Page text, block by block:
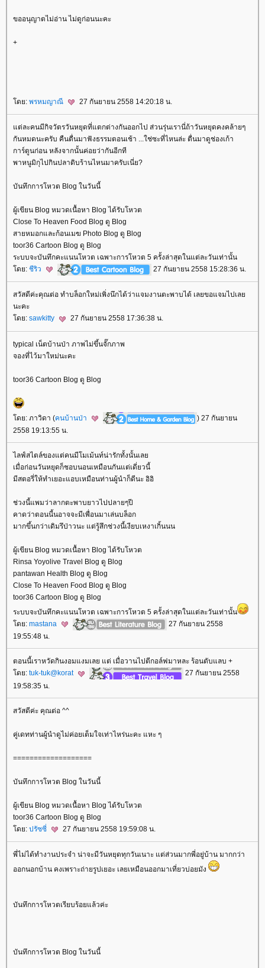
ขออนุญาตไม่อ่าน ไม่ดูก่อนนะคะ
+
ดย: พรหมญาณี 27 กันยายน 2558 14:20:18 น.
ต่ละคนมีกิจวัตรวันหยุดที่แตกต่างกันออกไป ส่วนรุ่นเรานี่ถ้าวันหยุดคงคล้ายๆ
กันหมดนะครับ คืนตื่นมาฟังธรรมตอนเช้า ...ใช่ซะที่ไหนล่ะ ตื่นมาดูช่องเก้า
การ์ตูนก่อน หลังจากนั้นค่อยว่ากันอีกที
พาหนูมิกุไปกินปลาดิบร้านไหนมาครับเนี่ย?
บันทึกการโหวต Blog ในวันนี้
ผู้เขียน Blog หมวดเนื้อหา Blog ได้รับโหวต
Close To Heaven Food Blog ดู Blog
สายหมอกและก้อนเมฆ Photo Blog ดู Blog
toor36 Cartoon Blog ดู Blog
ระบบจะบันทึกคะแนนโหวต เฉพาะการโหวต 5 ครั้งล่าสุดในแต่ละวันเท่านั้น
ดย: ชีริว 27 กันยายน 2558 15:28:36 น.
สวัสดีค่ะคุณต่อ ทำบล็อกใหม่เพิ่งนึกได้ว่าแจมงานตะพาบได้ เลยขอแจมไปเล
นะคะ
ดย: sawkitty 27 กันยายน 2558 17:36:38 น.
typical เน็ตบ้านป่า ภาพไม่ขึ้นจั๊กภาพ
จองที่ไว้มาใหม่นะคะ
toor36 Cartoon Blog ดู Blog
ดย: ภาวิดา (คนบ้านป่า
) 27 กันยายน
2558 19:13:55 น.
ไลฟ์สไตล์ของแต่คนมีโมเม้นท์น่ารักทั้งนั้นเล
เมื่อก่อนวันหยุดก็ชอบนอนเหมือนกันแต่เดี่ยวนี้
มีสตอรี่ให้ทำเยอะแอบเหมือนท่านผู้นำก็ดีนะ อิอิ
ช่วงนี้แพมว่าลากตะพาบยาวไปปลายๆปี
คาดว่าตอนนี้นอาจจะมีเพื่อนมาเล่นบล็อก
มากขึ้นกว่าเดิมรึป่าวนะ แต่รู้สึกช่วงนี้เงียบเหงาเกิ้นนน
ผู้เขียน Blog หมวดเนื้อหา Blog ได้รับโหวต
Rinsa Yoyolive Travel Blog ดู Blog
pantawan Health Blog ดู Blog
Close To Heaven Food Blog ดู Blog
toor36 Cartoon Blog ดู Blog
ระบบจะบันทึกคะแนนโหวต เฉพาะการโหวต 5 ครั้งล่าสุดในแต่ละวันเท่านั้น
ดย: mastana
27 กันยายน 2558
19:55:48 น.
ตอนนี้เราหวัดกินงอมแงมเลย แต่ เมื่อวานไปตีกอล์ฟมาหละ ร้อนตับแลบ +
ดย: tuk-tuk@korat
27 กันยายน 2558
19:58:35 น.
สวัสดีค่ะ คุณต่อ ^^
คู่เดทท่านผู้นำดูไม่ค่อยเต็มใจเท่าไหร่นะคะ แหะ ๆ
===================
บันทึกการโหวต Blog ในวันนี้
ผู้เขียน Blog หมวดเนื้อหา Blog ได้รับโหวต
toor36 Cartoon Blog ดู Blog
ดย: ปรัซซี่ 27 กันยายน 2558 19:59:08 น.
พี่ไม่ได้ทำงานประจำ น่าจะมีวันหยุดทุกวันเนาะ แต่ส่วนมากพี่อยู่บ้าน มากกว่า
ออกนอกบ้าน คงเพราะถ่ายรูปเยอะ เลยเหมือนออกมาเที่ยวบ่อยมัง
บันทึกการโหวตเรียบร้อยแล้วค่ะ
บันทึกการโหวต Blog ในวันนี้